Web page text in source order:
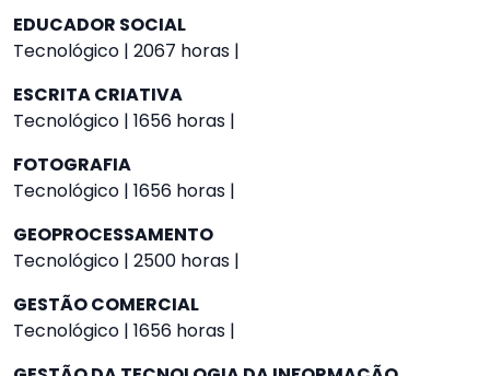
EDUCADOR SOCIAL
Tecnológico | 2067 horas |
ESCRITA CRIATIVA
Tecnológico | 1656 horas |
FOTOGRAFIA
Tecnológico | 1656 horas |
GEOPROCESSAMENTO
Tecnológico | 2500 horas |
GESTÃO COMERCIAL
Tecnológico | 1656 horas |